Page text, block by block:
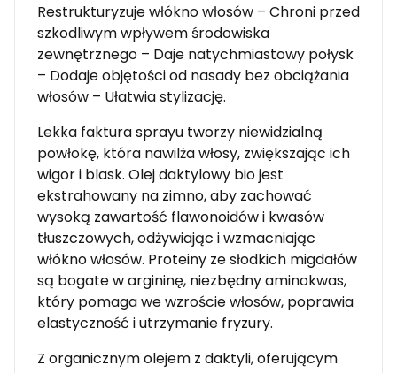
Restrukturyzuje włókno włosów – Chroni przed
szkodliwym wpływem środowiska
zewnętrznego – Daje natychmiastowy połysk
– Dodaje objętości od nasady bez obciążania
włosów – Ułatwia stylizację.
Lekka faktura sprayu tworzy niewidzialną
powłokę, która nawilża włosy, zwiększając ich
wigor i blask. Olej daktylowy bio jest
ekstrahowany na zimno, aby zachować
wysoką zawartość flawonoidów i kwasów
tłuszczowych, odżywiając i wzmacniając
włókno włosów. Proteiny ze słodkich migdałów
są bogate w argininę, niezbędny aminokwas,
który pomaga we wzroście włosów, poprawia
elastyczność i utrzymanie fryzury.
Z organicznym olejem z daktyli, oferującym